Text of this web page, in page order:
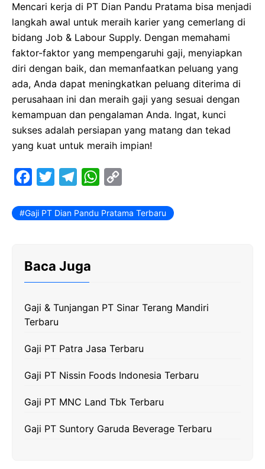
Mencari kerja di PT Dian Pandu Pratama bisa menjadi
langkah awal untuk meraih karier yang cemerlang di
bidang Job & Labour Supply. Dengan memahami
faktor-faktor yang mempengaruhi gaji, menyiapkan
diri dengan baik, dan memanfaatkan peluang yang
ada, Anda dapat meningkatkan peluang diterima di
perusahaan ini dan meraih gaji yang sesuai dengan
kemampuan dan pengalaman Anda. Ingat, kunci
sukses adalah persiapan yang matang dan tekad
yang kuat untuk meraih impian!
c
o
o
i
e
r
l
r
a
W
a
p
p
k
Gaji PT Dian Pandu Pratama Terbaru
Baca Juga
Gaji & Tunjangan PT Sinar Terang Mandiri
Terbaru
Gaji PT Patra Jasa Terbaru
Gaji PT Nissin Foods Indonesia Terbaru
Gaji PT MNC Land Tbk Terbaru
Gaji PT Suntory Garuda Beverage Terbaru